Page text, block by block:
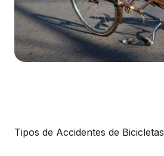
Tipos de Accidentes de Bicicletas